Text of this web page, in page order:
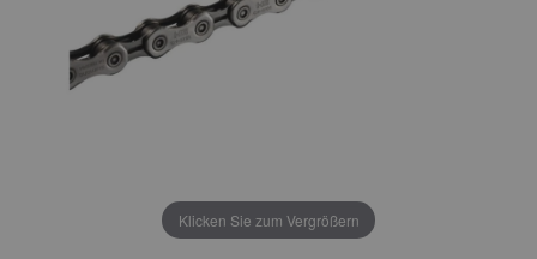
Klicken Sie zum Vergrößern